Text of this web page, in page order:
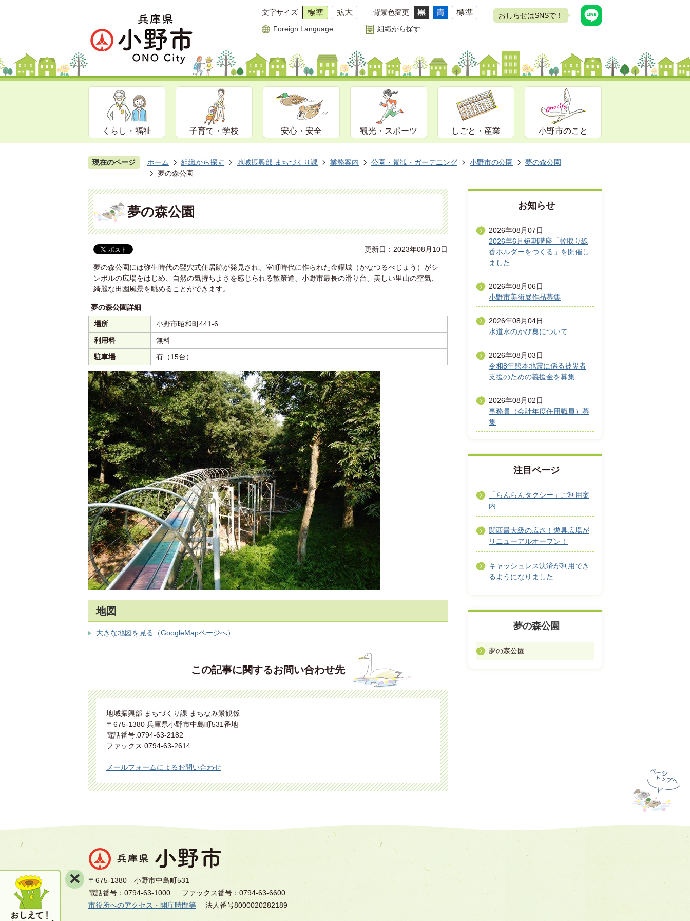
文字サイズ 背景色変更
Foreign Language 組織から探す
おしらせはSNSで！
くらし・福祉 子育て・学校 安心・安全 観光・スポーツ しごと・産業 小野市のこと
現在のページ ホーム 組織から探す 地域振興部 まちづくり課 業務案内 公園・景観・ガーデニング 小野市の公園
夢の森公園
夢の森公園
夢の森公園
更新日：2023年08月10日
夢の森公園には弥生時代の竪穴式住居跡が発見され、室町時代に作られた金鑵城（かなつるべじょう）がシ
ンボルの広場をはじめ、自然の気持ちよさを感じられる散策道、小野市最長の滑り台、美しい里山の空気、
綺麗な田園風景を眺めることができます。
夢の森公園詳細
場所
小野市昭和町441-6
利用料
無料
駐車場
有（15台）
地図
大きな地図を見る（GoogleMapページへ）
この記事に関するお問い合わせ先
地域振興部 まちづくり課 まちなみ景観係
〒675-1380 兵庫県小野市中島町531番地
電話番号:0794-63-2182
ファックス:0794-63-2614
メールフォームによるお問い合わせ
お知らせ
2026年08月07日
2026年6月短期講座「蚊取り線
香ホルダーをつくる」を開催し
ました
2026年08月06日
小野市美術展作品募集
2026年08月04日
水道水のかび臭について
2026年08月03日
令和8年熊本地震に係る被災者
支援のための義援金を募集
2026年08月02日
事務員（会計年度任用職員）募
集
注目ページ
「らんらんタクシー」ご利用案
内
関西最大級の広さ！遊具広場が
リニューアルオープン！
キャッシュレス決済が利用でき
るようになりました
夢の森公園
夢の森公園
〒675-1380 小野市中島町531
電話番号：0794-63-1000
ファックス番号：0794-63-6600
市役所へのアクセス・開庁時間等
法人番号8000020282189
×